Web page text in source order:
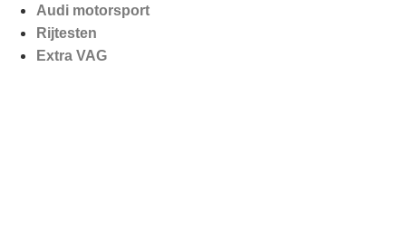
Audi motorsport
Rijtesten
Extra VAG